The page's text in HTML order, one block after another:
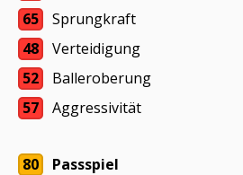
65
Sprungkraft
48
Verteidigung
52
Balleroberung
57
Aggressivität
80 Passspiel